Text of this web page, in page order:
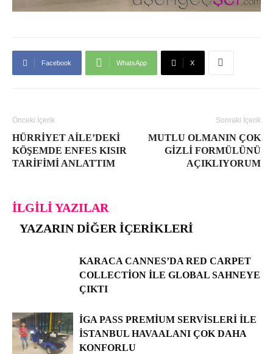
Facebook WhatsApp X
Önceki İçerik
HÜRRIYET AILE’DEKI
KÖŞEMDE ENFES KISIR
TARIFIMI ANLATTIM
Sonraki İçerik
MUTLU OLMANIN ÇOK
GIZLI FORMÜLÜNÜ
AÇIKLIYORUM
İLGILI YAZILAR
YAZARIN DIĞER İÇERIKLERI
KARACA CANNES’DA RED CARPET
COLLECTION ILE GLOBAL SAHNEYE
ÇIKTI
İGA PASS PREMIUM SERVISLERI ILE
İSTANBUL HAVAALANI ÇOK DAHA
KONFORLU